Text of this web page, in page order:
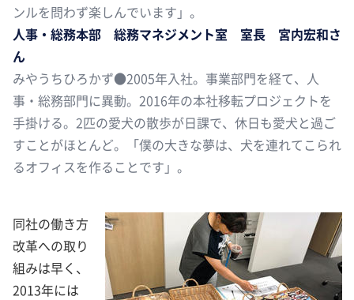
ンルを問わず楽しんでいます」。
人事・総務本部 総務マネジメント室 室長 宮内宏和さ
ん
みやうちひろかず●2005年入社。事業部門を経て、人
事・総務部門に異動。2016年の本社移転プロジェクトを
手掛ける。2匹の愛犬の散歩が日課で、休日も愛犬と過ご
すことがほとんど。「僕の大きな夢は、犬を連れてこられ
るオフィスを作ることです」。
同社の働き方
改革への取り
組みは早く、
2013年には